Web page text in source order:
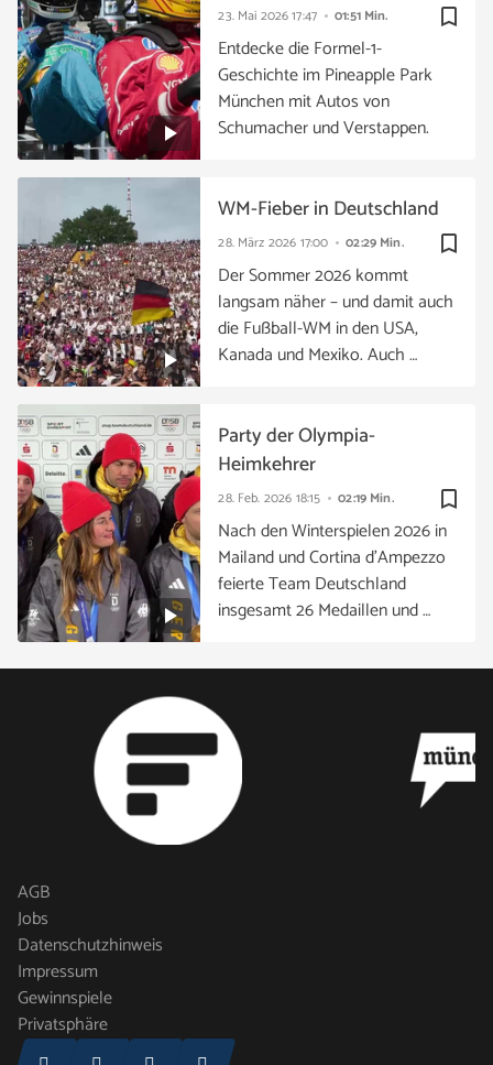
bookmark_border
23. Mai 202617:47 01:51 Min.
Entdecke die Formel-1-
Geschichte im Pineapple Park
München mit Autos von
Schumacher und Verstappen.
bookmark_border
28. März 2026 17:00 02:29 Min.
WM-Fieber in Deutschland
Der Sommer 2026 kommt
langsam näher – und damit auch
die Fußball-WM in den USA,
Kanada und Mexiko. Auch …
bookmark_border
28. Feb. 2026 18:15 02:19 Min.
Party der Olympia-
Heimkehrer
Nach den Winterspielen 2026 in
Mailand und Cortina d’Ampezzo
feierte Team Deutschland
insgesamt 26 Medaillen und …
AGB
Jobs
Datenschutzhinweis
Impressum
Gewinnspiele
Privatsphäre